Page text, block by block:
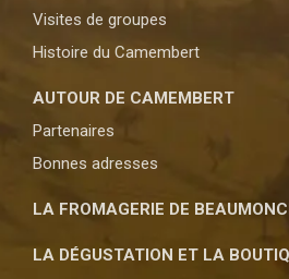
Visites de groupes
Histoire du Camembert
AUTOUR DE CAMEMBERT
Partenaires
Bonnes adresses
LA FROMAGERIE DE
LA DÉGUSTATION ET LA